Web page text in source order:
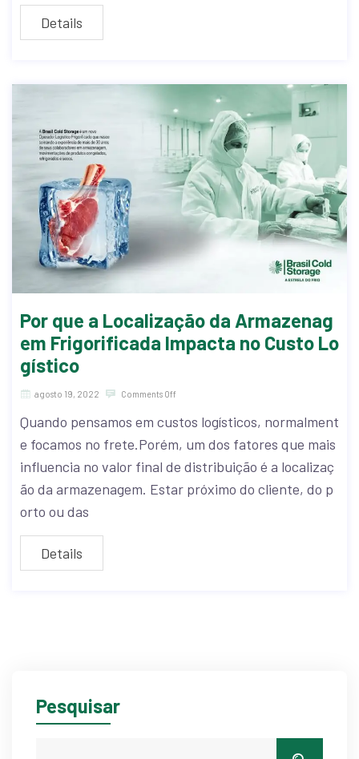
Details
Por que a Localização da Armazenag
em Frigorificada Impacta no Custo Lo
gístico
agosto 19, 2022 Comments Off
Quando pensamos em custos logísticos, normalment
e focamos no frete.Porém, um dos fatores que mais
influencia no valor final de distribuição é a localizaç
ão da armazenagem. Estar próximo do cliente, do p
orto ou das
Details
Pesquisar